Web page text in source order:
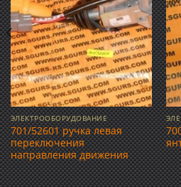
ЭЛЕКТРООБОРУДОВАНИЕ
701/52601 ручка левая
переключения
направления движения